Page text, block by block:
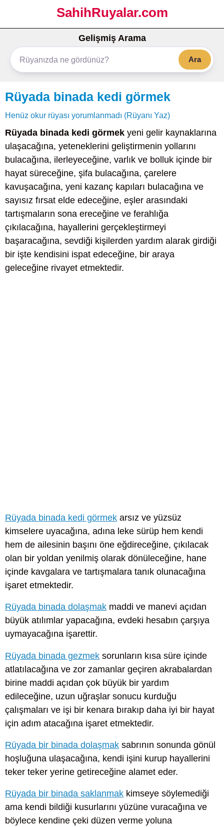
SahihRuyalar.com
Gelişmiş Arama
Ara
Rüyada binada kedi görmek
Henüz okur rüyası yorumlanmadı (Rüyanı Yaz)
Rüyada binada kedi görmek yeni gelir kaynaklarına
ulaşacağına, yeteneklerini geliştirmenin yollarını
bulacağına, ilerleyeceğine, varlık ve bolluk içinde bir
hayat süreceğine, şifa bulacağına, çarelere
kavuşacağına, yeni kazanç kapıları bulacağına ve
sayısız fırsat elde edeceğine, eşler arasındaki
tartışmaların sona ereceğine ve ferahlığa
çıkılacağına, hayallerini gerçekleştirmeyi
başaracağına, sevdiği kişilerden yardım alarak girdiği
bir işte kendisini ispat edeceğine, bir araya
geleceğine rivayet etmektedir.
Rüyada binada kedi görmek arsız ve yüzsüz
kimselere uyacağına, adına leke sürüp hem kendi
hem de ailesinin başını öne eğdireceğine, çıkılacak
olan bir yoldan yenilmiş olarak dönüleceğine, hane
içinde kavgalara ve tartışmalara tanık olunacağına
işaret etmektedir.
Rüyada binada dolaşmak maddi ve manevi açıdan
büyük atılımlar yapacağına, evdeki hesabın çarşıya
uymayacağına işarettir.
Rüyada binada gezmek sorunların kısa süre içinde
atlatılacağına ve zor zamanlar geçiren akrabalardan
birine maddi açıdan çok büyük bir yardım
edileceğine, uzun uğraşlar sonucu kurduğu
çalışmaları ve işi bir kenara bırakıp daha iyi bir hayat
için adım atacağına işaret etmektedir.
Rüyada bir binada dolaşmak sabrının sonunda gönül
hoşluğuna ulaşacağına, kendi işini kurup hayallerini
teker teker yerine getireceğine alamet eder.
Rüyada bir binada saklanmak kimseye söylemediği
ama kendi bildiği kusurlarını yüzüne vuracağına ve
böylece kendine çeki düzen verme yoluna